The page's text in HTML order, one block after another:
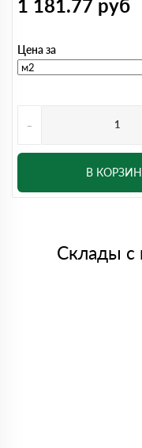
1 181.77 руб
Цена за
-
В
Склады с